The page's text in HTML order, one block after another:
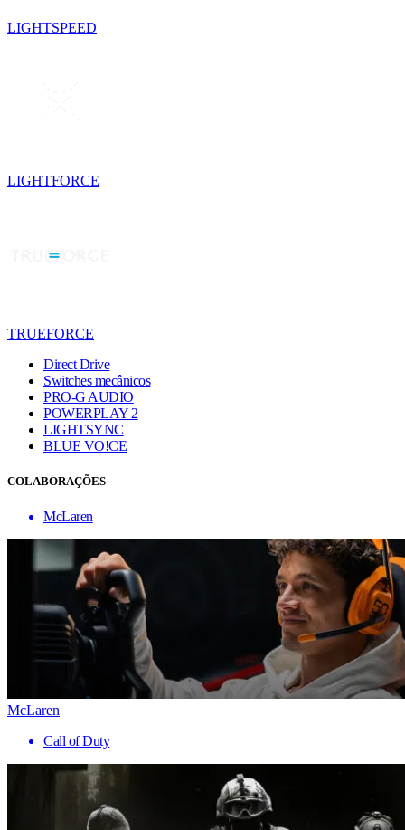
LIGHTSPEED
LIGHTFORCE
TRUEFORCE
Direct Drive
Switches mecânicos
PRO-G AUDIO
POWERPLAY 2
LIGHTSYNC
BLUE VO!CE
COLABORAÇÕES
McLaren
McLaren
Call of Duty